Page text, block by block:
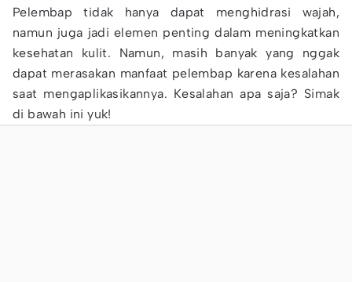
Pelembap tidak hanya dapat menghidrasi wajah,
namun juga jadi elemen penting dalam meningkatkan
kesehatan kulit. Namun, masih banyak yang nggak
dapat merasakan manfaat pelembap karena kesalahan
saat mengaplikasikannya. Kesalahan apa saja? Simak
di bawah ini yuk!